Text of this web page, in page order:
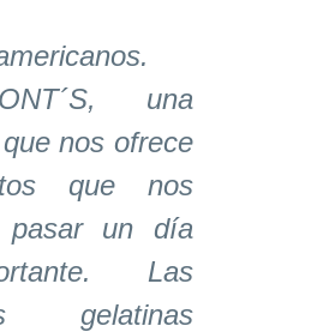
una
nos ofrece
que nos
pasar un día
Las
gelatinas